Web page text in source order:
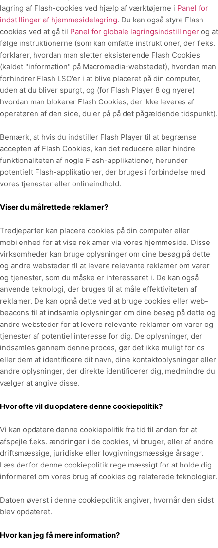
lagring af Flash-cookies ved hjælp af værktøjerne i Panel for
indstillinger af hjemmesidelagring. Du kan også styre Flash-
cookies ved at gå til Panel for globale lagringsindstillinger og at
følge instruktionerne (som kan omfatte instruktioner, der f.eks.
forklarer, hvordan man sletter eksisterende Flash Cookies
(kaldet "information" på Macromedia-webstedet), hvordan man
forhindrer Flash LSO'er i at blive placeret på din computer,
uden at du bliver spurgt, og (for Flash Player 8 og nyere)
hvordan man blokerer Flash Cookies, der ikke leveres af
operatøren af den side, du er på på det pågældende tidspunkt).
Bemærk, at hvis du indstiller Flash Player til at begrænse
accepten af Flash Cookies, kan det reducere eller hindre
funktionaliteten af nogle Flash-applikationer, herunder
potentielt Flash-applikationer, der bruges i forbindelse med
vores tjenester eller onlineindhold.
Viser du målrettede reklamer?
Tredjeparter kan placere cookies på din computer eller
mobilenhed for at vise reklamer via vores hjemmeside. Disse
virksomheder kan bruge oplysninger om dine besøg på dette
og andre websteder til at levere relevante reklamer om varer
og tjenester, som du måske er interesseret i. De kan også
anvende teknologi, der bruges til at måle effektiviteten af
reklamer. De kan opnå dette ved at bruge cookies eller web-
beacons til at indsamle oplysninger om dine besøg på dette og
andre websteder for at levere relevante reklamer om varer og
tjenester af potentiel interesse for dig. De oplysninger, der
indsamles gennem denne proces, gør det ikke muligt for os
eller dem at identificere dit navn, dine kontaktoplysninger eller
andre oplysninger, der direkte identificerer dig, medmindre du
vælger at angive disse.
Hvor ofte vil du opdatere denne cookiepolitik?
Vi kan opdatere denne cookiepolitik fra tid til anden for at
afspejle f.eks. ændringer i de cookies, vi bruger, eller af andre
driftsmæssige, juridiske eller lovgivningsmæssige årsager.
Læs derfor denne cookiepolitik regelmæssigt for at holde dig
informeret om vores brug af cookies og relaterede teknologier.
Datoen øverst i denne cookiepolitik angiver, hvornår den sidst
blev opdateret.
Hvor kan jeg få mere information?